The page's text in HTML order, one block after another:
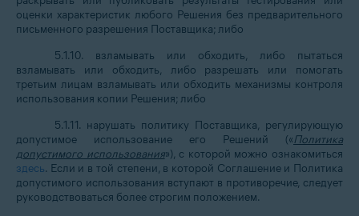
оценки характеристик любого Решения без предварительного
письменного разрешения Поставщика; либо
5.1.10. взламывать или обходить, либо пытаться
взламывать или обходить, либо разрешать или помогать
третьим лицам взламывать или обходить механизмы контроля
использования копии Решения; либо
5.1.11. нарушать политику Поставщика, регулирующую
допустимое использование его Решений («Политика
допустимого использования»), с которой можно ознакомиться
здесь. Если и в той степени, в которой Соглашение и Политика
допустимого использования вступают в противоречие, следует
руководствоваться более строгим положением.